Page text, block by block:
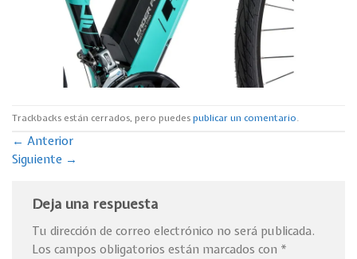
Trackbacks están cerrados, pero puedespublicar un comentario.
← Anterior
Siguiente →
Deja una respuesta
Tu dirección de correo electrónico no será publicada.
Los campos obligatorios están marcados con *